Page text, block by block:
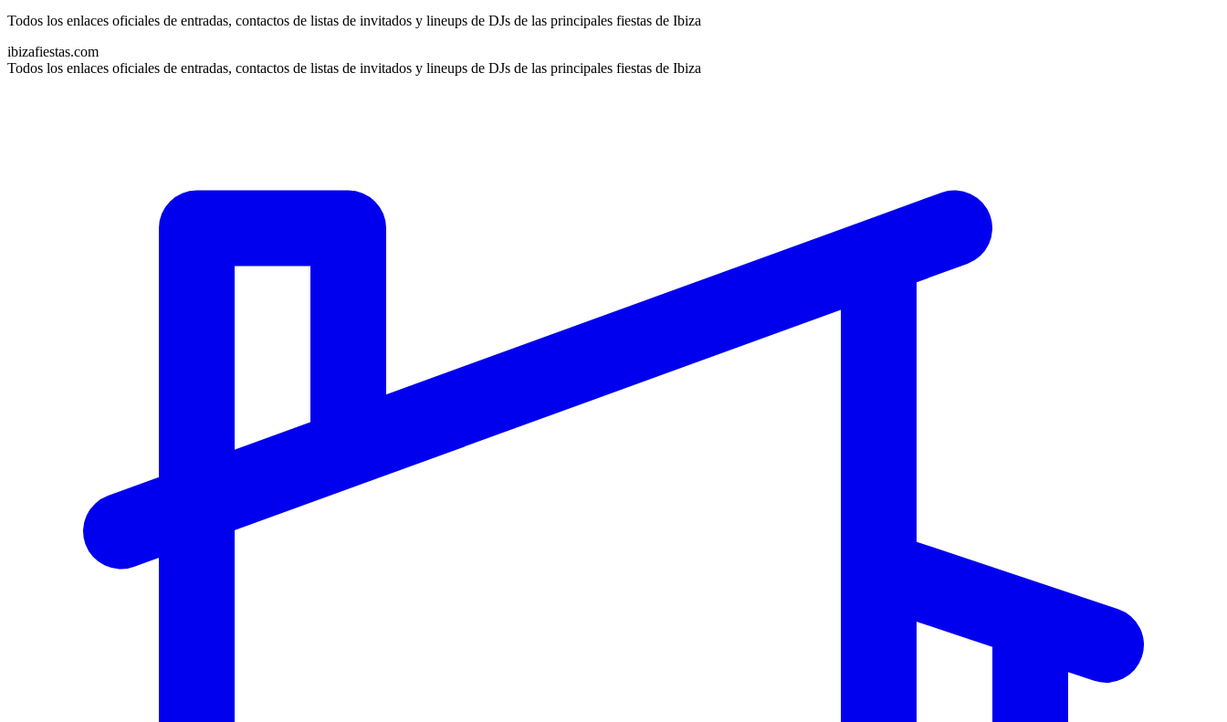
Todos los enlaces oficiales de entradas, contactos de listas de invitados y lineups de DJs de las principales fiestas de Ibiza
ibizafiestas.com
Todos los enlaces oficiales de entradas, contactos de listas de invitados y lineups de DJs de las principales fiestas de Ibiza